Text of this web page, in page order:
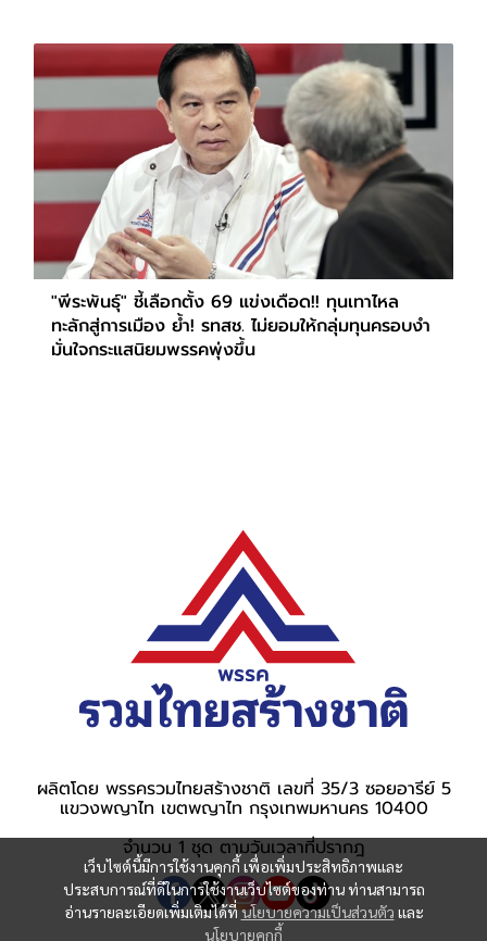
"พีระพันธุ์" ชี้เลือกตั้ง 69 แข่งเดือด!! ทุนเทาไหล
ทะลักสู่การเมือง ย้ำ! รทสช. ไม่ยอมให้กลุ่มทุนครอบงำ
มั่นใจกระแสนิยมพรรคพุ่งขึ้น
เว็บไซต์นี้มีการใช้งานคุกกี้ เพื่อเพิ่มประสิทธิภาพและ
ประสบการณ์ที่ดีในการใช้งานเว็บไซต์ของท่าน ท่านสามารถ
อ่านรายละเอียดเพิ่มเติมได้ที่นโยบายความเป็นส่วนตัว และ
นโยบายคุกกี้
ผลิตโดย พรรครวมไทยสร้างชาติ เลขที่ 35/3 ซอยอารีย์ 5
แขวงพญาไท เขตพญาไท กรุงเทพมหานคร 10400
จำนวน 1 ชุด ตามวันเวลาที่ปรากฎ